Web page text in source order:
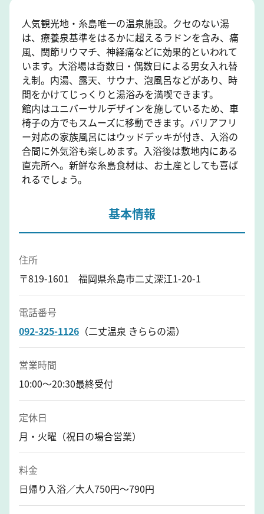
人気観光地・糸島唯一の温泉施設。クセのない湯
は、療養泉基準をはるかに超えるラドンを含み、痛
風、関節リウマチ、神経痛などに効果的といわれて
います。大浴場は奇数日・偶数日による男女入れ替
え制。内湯、露天、サウナ、泡風呂などがあり、時
間をかけてじっくりと湯浴みを満喫できます。
館内はユニバーサルデザインを施しているため、車
椅子の方でもスムーズに移動できます。バリアフリ
ー対応の家族風呂にはウッドデッキが付き、入浴の
合間に外気浴も楽しめます。入浴後は敷地内にある
直売所へ。新鮮な糸島食材は、お土産としても喜ば
れるでしょう。
基本情報
住所
〒819-1601 福岡県糸島市二丈深江1-20-1
電話番号
092-325-1126 （二丈温泉 きららの湯）
営業時間
10:00〜20:30最終受付
定休日
月・火曜（祝日の場合営業）
料金
日帰り入浴／大人750円～790円